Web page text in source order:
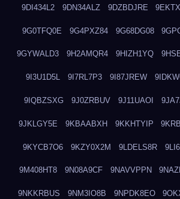
9DI434L2 9DN34ALZ 9DZBDJRE
9G0TFQ0E 9G4PXZ84 9G68DG08
9GYWALD3 9H2AMQR4 9HIZH1YQ
9I3U1D5L 9I7RL7P3 9I87JREW
9IQBZSXG 9J0ZRBUV 9J11UAOI
9JKLGY5E 9KBAABXH 9KKHTYIP
9KYCB7O6 9KZY0X2M 9LDELS8R
9M408HT8 9N08A9CF 9NAVVPPN
9NKKRBUS 9NM3IO8B 9NPDK8EO